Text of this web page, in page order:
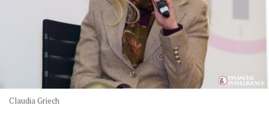
Claudia Griech